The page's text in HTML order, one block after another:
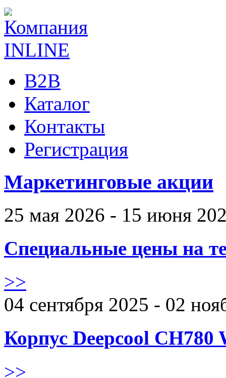
B2B
Каталог
Контакты
Регистрация
Маркетинговые акции
25 мая 2026 - 15 июня
Специальные цены на
>>
04 сентября 2025 - 02
Корпус Deepcool CH780
>>